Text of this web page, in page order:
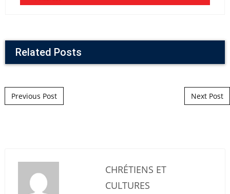
Related Posts
Post navigation
Previous Post Next Post
CHRÉTIENS ET
CULTURES